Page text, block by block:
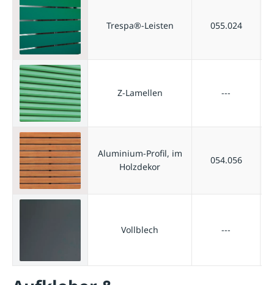
Trespa®-Leisten 055.024
Z-Lamellen ---
Aluminium-Profil, im
Holzdekor
054.056
Vollblech ---